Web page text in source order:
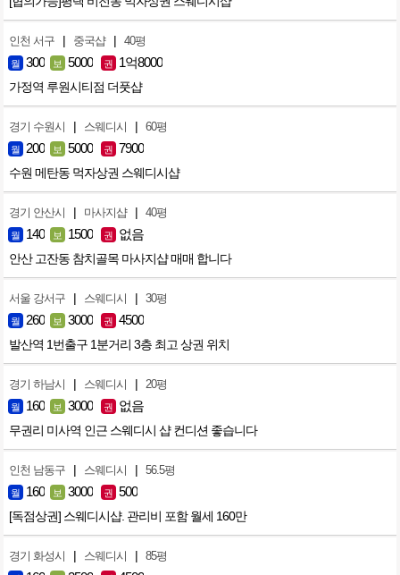
인천 서구 | 중국샵 | 40평
월 300 보 5000 권 1억8000
가정역 루원시티점 더풋샵
경기 수원시 | 스웨디시 | 60평
월 200 보 5000 권 7900
수원 메탄동 먹자상권 스웨디시샵
경기 안산시 | 마사지샵 | 40평
월 140 보 1500 권 없음
안산 고잔동 참치골목 마사지샵 매매 합니다
서울 강서구 | 스웨디시 | 30평
월 260 보 3000 권 4500
발산역 1번출구 1분거리 3층 최고 상권 위치
경기 하남시 | 스웨디시 | 20평
월 160 보 3000 권 없음
무권리 미사역 인근 스웨디시 샵 컨디션 좋습니다
인천 남동구 | 스웨디시 | 56.5평
월 160 보 3000 권 500
[독점상권] 스웨디시샵. 관리비 포함 월세 160만
경기 화성시 | 스웨디시 | 85평